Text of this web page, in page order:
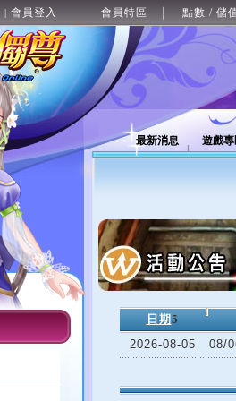
| 會員登入 會員特區 點數 / 儲
最新消息 遊戲
日期 5
2026-08-05
08/